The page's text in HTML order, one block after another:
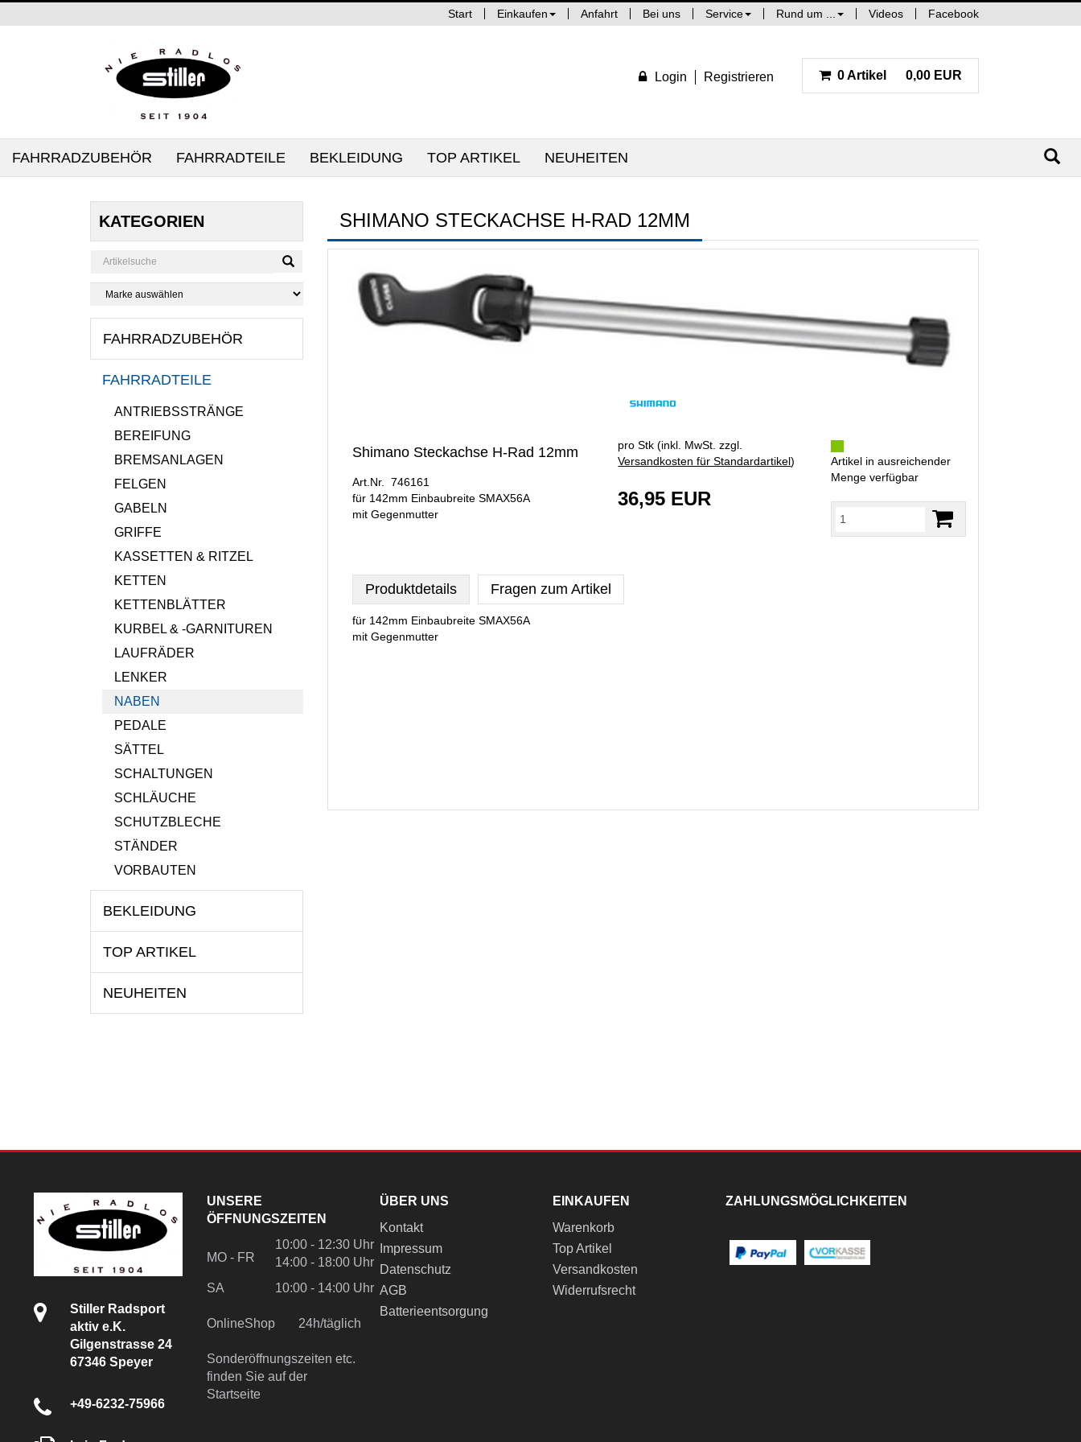
Start Einkaufen Anfahrt Bei uns Service Rund um ... Videos Facebook
Login Registrieren 0 Artikel 0,00 EUR
FAHRRADZUBEHÖR FAHRRADTEILE BEKLEIDUNG TOP ARTIKEL NEUHEITEN
KATEGORIEN
FAHRRADZUBEHÖR
FAHRRADTEILE
ANTRIEBSSTRÄNGE
BEREIFUNG
BREMSANLAGEN
FELGEN
GABELN
GRIFFE
KASSETTEN & RITZEL
KETTEN
KETTENBLÄTTER
KURBEL & -GARNITUREN
LAUFRÄDER
LENKER
NABEN
PEDALE
SÄTTEL
SCHALTUNGEN
SCHLÄUCHE
SCHUTZBLECHE
STÄNDER
VORBAUTEN
BEKLEIDUNG
TOP ARTIKEL
NEUHEITEN
SHIMANO STECKACHSE H-RAD 12MM
Shimano Steckachse H-Rad 12mm
Art.Nr. 746161
für 142mm Einbaubreite SMAX56A
mit Gegenmutter
pro Stk (inkl. MwSt. zzgl.
Versandkosten für Standardartikel)
36,95 EUR
Artikel in ausreichender
Menge verfügbar
Produktdetails Fragen zum Artikel
für 142mm Einbaubreite SMAX56A
mit Gegenmutter
Stiller Radsport
aktiv e.K.
Gilgenstrasse 24
67346 Speyer
+49-6232-75966
UNSERE
ÖFFNUNGSZEITEN
MO - FR
10:00 - 12:30 Uhr
14:00 - 18:00 Uhr
SA
10:00 - 14:00 Uhr
OnlineShop 24h/täglich
Sonderöffnungszeiten etc.
finden Sie auf der
Startseite
ÜBER UNS
Kontakt
Impressum
Datenschutz
AGB
Batterieentsorgung
EINKAUFEN
Warenkorb
Top Artikel
Versandkosten
Widerrufsrecht
ZAHLUNGSMÖGLICHKEITEN